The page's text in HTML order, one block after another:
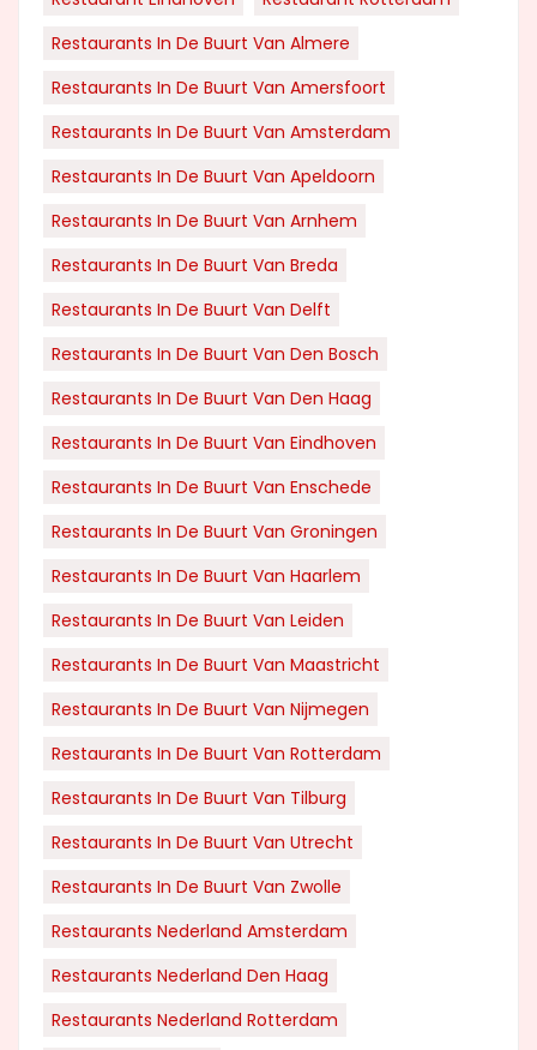
Restaurants In De Buurt Van Almere
Restaurants In De Buurt Van Amersfoort
Restaurants In De Buurt Van Amsterdam
Restaurants In De Buurt Van Apeldoorn
Restaurants In De Buurt Van Arnhem
Restaurants In De Buurt Van Breda
Restaurants In De Buurt Van Delft
Restaurants In De Buurt Van Den Bosch
Restaurants In De Buurt Van Den Haag
Restaurants In De Buurt Van Eindhoven
Restaurants In De Buurt Van Enschede
Restaurants In De Buurt Van Groningen
Restaurants In De Buurt Van Haarlem
Restaurants In De Buurt Van Leiden
Restaurants In De Buurt Van Maastricht
Restaurants In De Buurt Van Nijmegen
Restaurants In De Buurt Van Rotterdam
Restaurants In De Buurt Van Tilburg
Restaurants In De Buurt Van Utrecht
Restaurants In De Buurt Van Zwolle
Restaurants Nederland Amsterdam
Restaurants Nederland Den Haag
Restaurants Nederland Rotterdam